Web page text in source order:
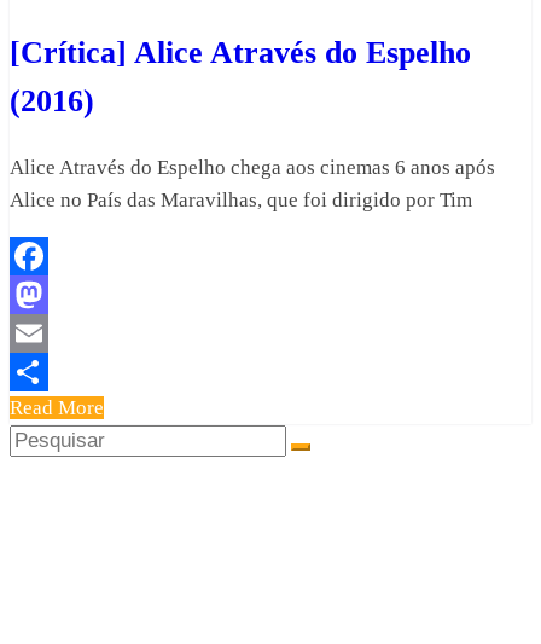
[Crítica] Alice Através do Espelho
(2016)
Alice Através do Espelho chega aos cinemas 6 anos após
Alice no País das Maravilhas, que foi dirigido por Tim
Facebook
Mastodon
Email
Share
Read More